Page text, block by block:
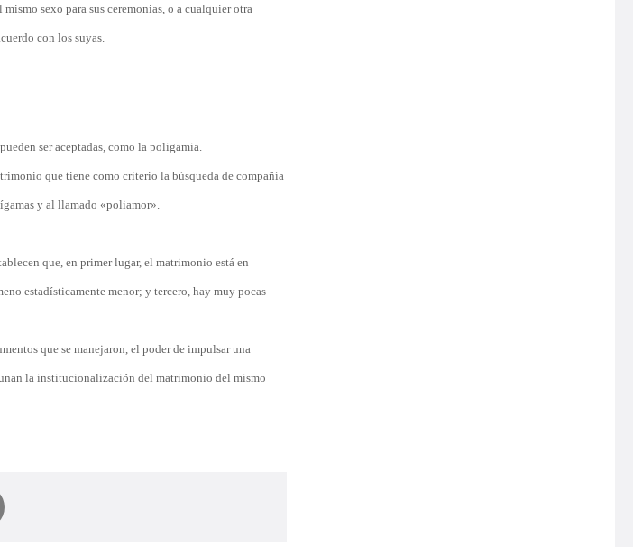
sexo para sus ceremonias, o a cualquier otra
con los suyas.
ser aceptadas, como la poligamia.
que tiene como criterio la búsqueda de compañía
y al llamado «poliamor».
que, en primer lugar, el matrimonio está en
estadísticamente menor; y tercero, hay muy pocas
que se manejaron, el poder de impulsar una
la institucionalización del matrimonio del mismo